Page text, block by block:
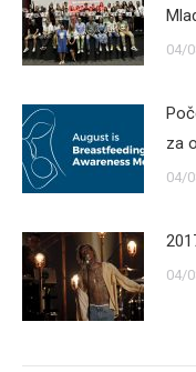
04/
za
04/
04/